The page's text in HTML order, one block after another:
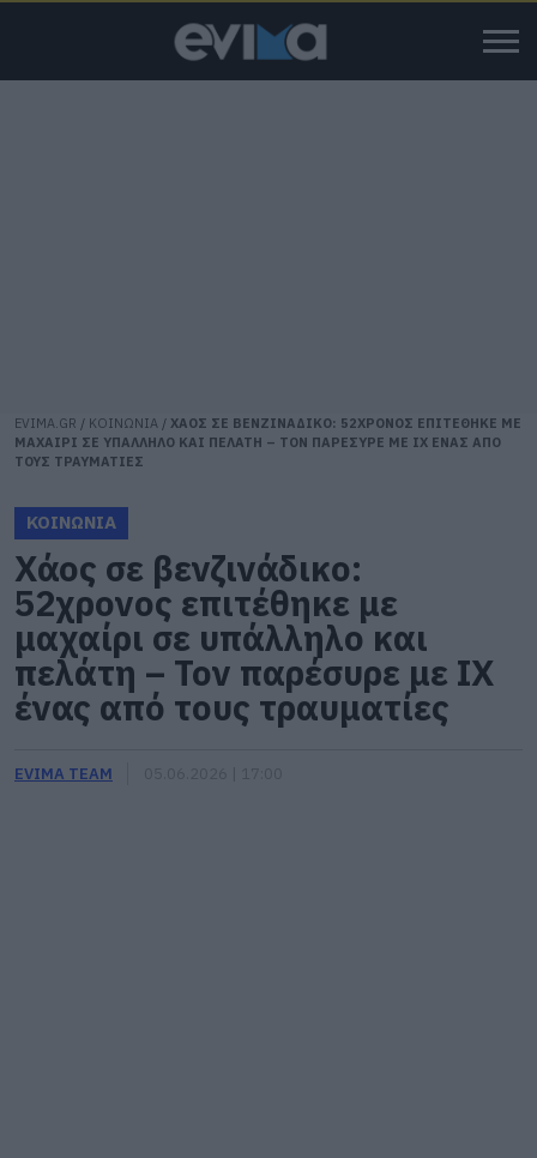
EVIMA.GR / ΚΟΙΝΩΝΙΑ / ΧΑΟΣ ΣΕ ΒΕΝΖΙΝΑΔΙΚΟ: 52ΧΡΟΝΟΣ ΕΠΙΤΕΘΗΚΕ ΜΕ
ΜΑΧΑΙΡΙ ΣΕ ΥΠΑΛΛΗΛΟ ΚΑΙ ΠΕΛΑΤΗ – ΤΟΝ ΠΑΡΕΣΥΡΕ ΜΕ ΙΧ ΕΝΑΣ ΑΠΟ
ΤΟΥΣ ΤΡΑΥΜΑΤΙΕΣ
ΚΟΙΝΩΝΙΑ
Χάος σε βενζινάδικο:
52χρονος επιτέθηκε με
μαχαίρι σε υπάλληλο και
πελάτη – Τον παρέσυρε με ΙΧ
ένας από τους τραυματίες
EVIMA TEAM